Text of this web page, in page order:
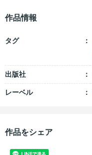
作品情報
タグ
出版社
レーベル
作品をシェア